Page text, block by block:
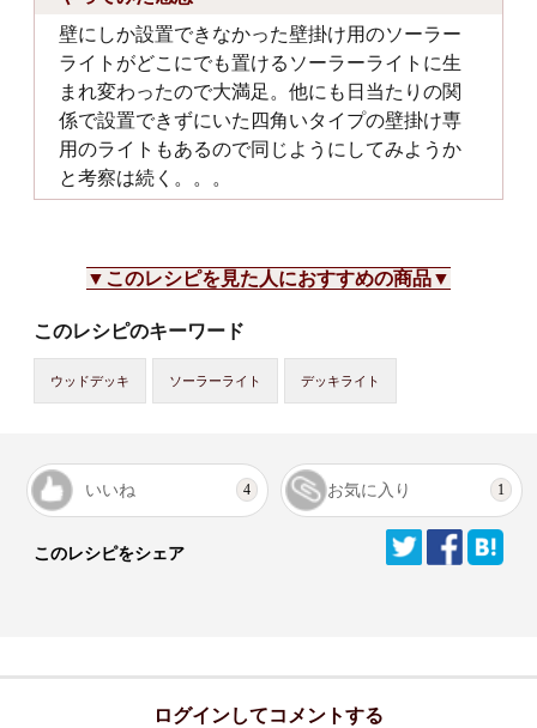
壁にしか設置できなかった壁掛け用のソーラー
ライトがどこにでも置けるソーラーライトに生
まれ変わったので大満足。他にも日当たりの関
係で設置できずにいた四角いタイプの壁掛け専
用のライトもあるので同じようにしてみようか
と考察は続く。。。
▼このレシピを見た人におすすめの商品▼
このレシピのキーワード
ウッドデッキ ソーラーライト デッキライト
いいね 4 お気に入り 1
このレシピをシェア
ログインしてコメントする